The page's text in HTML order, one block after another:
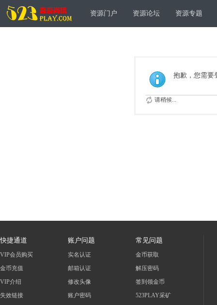
资源门户 资源论坛 资源专题
抱歉，您需要
请稍候...
快捷通道
VIP会员购买
金币充值
VIP介绍
失效链接
账户问题
实名认证
邮箱认证
修改头像
账户密码
常见问题
金币获取
解压密码
签到领金币
523PLAY采矿